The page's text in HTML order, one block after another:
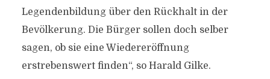
Legendenbildung über den Rückhalt in der
Bevölkerung. Die Bürger sollen doch selber
sagen, ob sie eine Wiedereröffnung
erstrebenswert finden“, so Harald Gilke.